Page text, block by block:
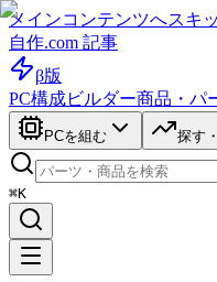
メインコンテンツへスキ
自作.com 記事
β版
PC構成ビルダー商品・パ
PCを組む 探す
⌘K